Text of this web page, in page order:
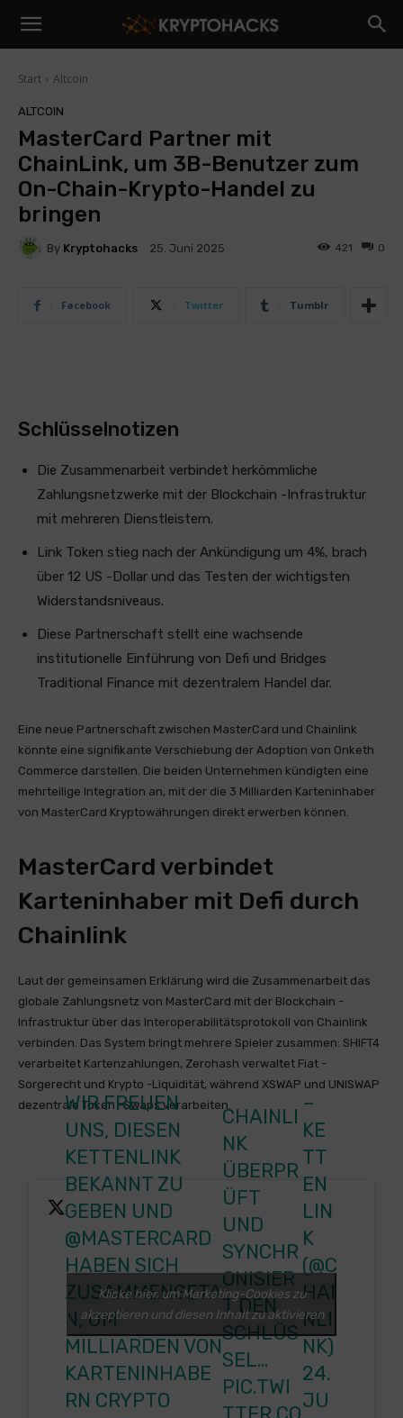
Start Altcoin
ALTCOIN
MasterCard Partner mit
ChainLink, um 3B-Benutzer zum
On-Chain-Krypto-Handel zu
bringen
By Kryptohacks 25. Juni 2025 0
421
Facebook Twitter Tumblr
Schlüsselnotizen
Die Zusammenarbeit verbindet herkömmliche
Zahlungsnetzwerke mit der Blockchain -Infrastruktur
mit mehreren Dienstleistern.
Link Token stieg nach der Ankündigung um 4%, brach
über 12 US -Dollar und das Testen der wichtigsten
Widerstandsniveaus.
Diese Partnerschaft stellt eine wachsende
institutionelle Einführung von Defi und Bridges
Traditional Finance mit dezentralem Handel dar.
Eine neue Partnerschaft zwischen MasterCard und Chainlink
könnte eine signifikante Verschiebung der Adoption von Onketh
Commerce darstellen. Die beiden Unternehmen kündigten eine
mehrteilige Integration an, mit der die 3 Milliarden Karteninhaber
von MasterCard Kryptowährungen direkt erwerben können.
MasterCard verbindet
Karteninhaber mit Defi durch
Chainlink
Laut der gemeinsamen Erklärung wird die Zusammenarbeit das
globale Zahlungsnetz von MasterCard mit der Blockchain -
Infrastruktur über das Interoperabilitätsprotokoll von Chainlink
verbinden. Das System bringt mehrere Spieler zusammen: SHIFT4
verarbeitet Kartenzahlungen, Zerohash verwaltet Fiat -
Sorgerecht und Krypto -Liquidität, während XSWAP und UNISWAP
dezentrale Token -Swaps verarbeiten.
WIR FREUEN
UNS, DIESEN
KETTENLINK
BEKANNT ZU
GEBEN UND
@MASTERCARD
HABEN SICH
ZUSAMMENGETA
N, UM
MILLIARDEN VON
KARTENINHABE
RN CRYPTO
CHAINLI
NK
ÜBERPR
ÜFT
UND
SYNCHR
ONISIER
T DEN
SCHLÜS
SEL…
PIC.TWI
–
KE
TT
EN
LIN
K
(@C
HAI
NLI
NK)
24.
JU
Klicke hier, um Marketing-Cookies zu
akzeptieren und diesen Inhalt zu aktivieren